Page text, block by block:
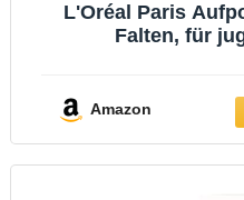
L'Oréal Paris
Falten, für
Amazon